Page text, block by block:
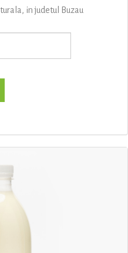
in judetul Buzau